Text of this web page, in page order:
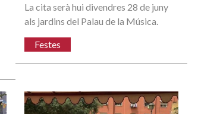
La cita serà hui divendres 28 de juny
als jardins del Palau de la Música.
Festes